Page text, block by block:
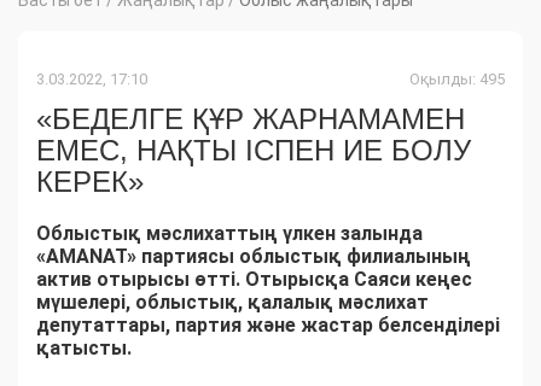
3.03.2022, 17:10 Оқылды: 495
«БЕДЕЛГЕ ҚҰР ЖАРНАМАМЕН
ЕМЕС, НАҚТЫ ІСПЕН ИЕ БОЛУ
КЕРЕК»
Облыстық мәслихаттың үлкен залында
«AMANAT» партиясы облыстық филиалының
актив отырысы өтті. Отырысқа Саяси кеңес
мүшелері, облыстық, қалалық мәслихат
депутаттары, партия және жастар белсенділері
қатысты.